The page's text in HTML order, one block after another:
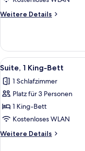
für
anzeigen
Weitere Details
Weitere
Mehrere
Betten,
Ausstattung
hörgeschädigte
Menschen
Alle
Fotos
für
Suite,
1 King-
Bett
anzeigen
6
Suite, 1 King-Bett
1 Schlafzimmer
Platz für 3 Personen
1 King-Bett
Kostenloses WLAN
Weitere Details
Weitere